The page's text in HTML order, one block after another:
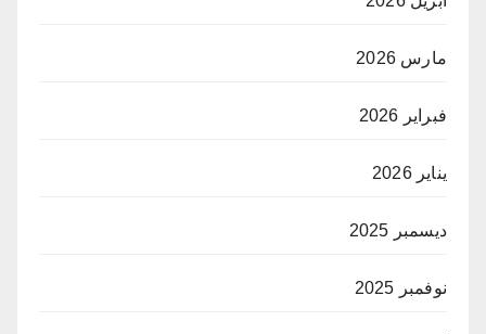
مارس 2026
فبراير 2026
يناير 2026
ديسمبر 2025
نوفمبر 2025